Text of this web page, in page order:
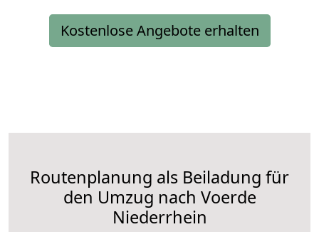
Kostenlose Angebote erhalten
Routenplanung als Beiladung für
den Umzug nach Voerde
Niederrhein